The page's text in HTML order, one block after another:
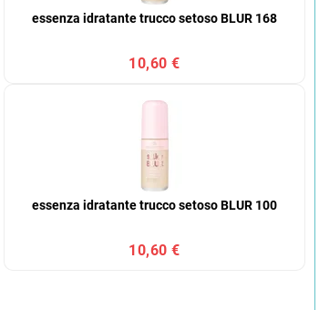
essenza idratante trucco setoso BLUR 168
10,60 €
essenza idratante trucco setoso BLUR 100
10,60 €